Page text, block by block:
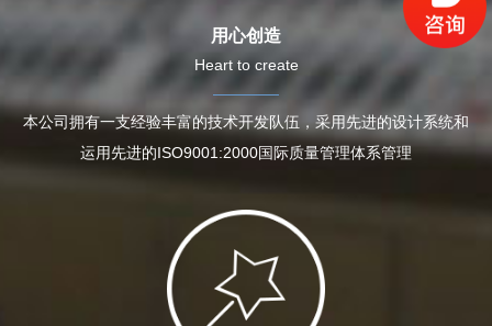
用心创造
Heart to create
本公司拥有一支经验丰富的技术开发队伍，采用先进的设计系统和
运用先进的ISO9001:2000国际质量管理体系管理